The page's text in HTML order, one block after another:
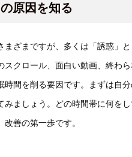
原因を知る
まざまですが、多くは「誘惑」
スクロール、面白い動画、終わ
間を削る要因です。まずは自分
みましょう。どの時間帯に何を
善の第一歩です。